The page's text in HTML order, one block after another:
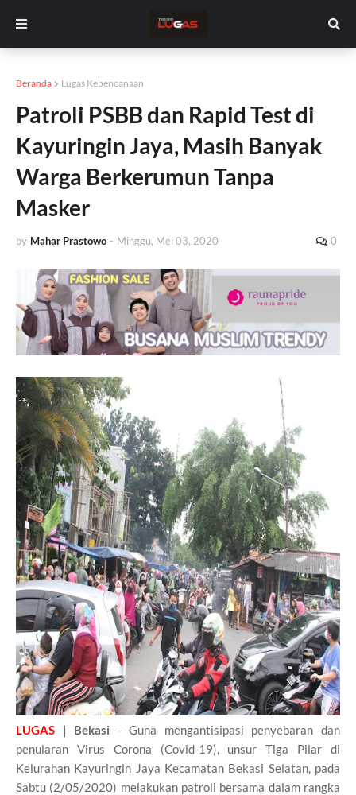
Beranda Lugas Kebencanaan
Patroli PSBB dan Rapid Test di
Kayuringin Jaya, Masih Banyak
Warga Berkerumun Tanpa
Masker
by Mahar Prastowo - Minggu, Mei 03, 2020 0
LUGAS | Bekasi - Guna mengantisipasi penyebaran dan
penularan Virus Corona (Covid-19), unsur Tiga Pilar di
Kelurahan Kayuringin Jaya Kecamatan Bekasi Selatan, pada
Sabtu (2/05/2020) melakukan patroli bersama dalam rangka